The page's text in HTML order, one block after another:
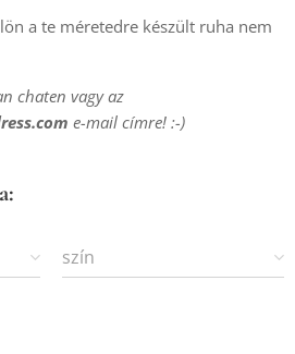
a te méretedre készült ruha nem
chaten vagy az
e-mail címre! :-)
szín